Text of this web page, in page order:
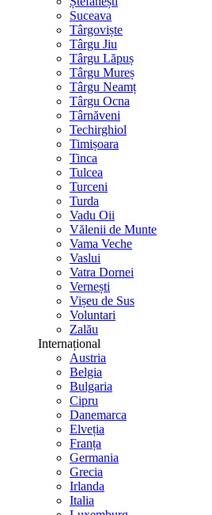
Suceava
Târgoviște
Târgu Jiu
Târgu Lăpuș
Târgu Mureș
Târgu Neamț
Târgu Ocna
Târnăveni
Techirghiol
Timișoara
Tinca
Tulcea
Turceni
Turda
Vadu Oii
Vălenii de Munte
Vama Veche
Vaslui
Vatra Dornei
Vernești
Vișeu de Sus
Voluntari
Zalău
Internațional
Austria
Belgia
Bulgaria
Cipru
Danemarca
Elveția
Franța
Germania
Grecia
Irlanda
Italia